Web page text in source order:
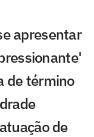
apresentar
de término
de